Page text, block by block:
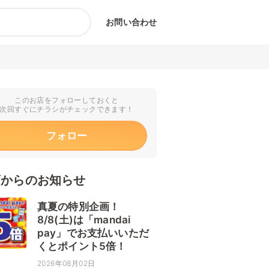
お問い合わせ
このお店をフォローしておくと
次回すぐにチラシがチェックできます！
フォロー
らのお知らせ
真夏の特別企画！
8/8(土)は「mandai
pay」でお支払いいただ
くとポイント5倍！
2026年08月02日